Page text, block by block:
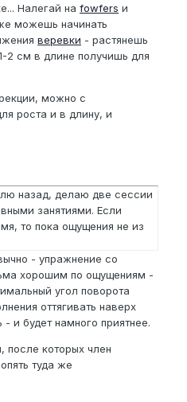
Налегай на fowfers и
можешь начинать
веревки - растянешь
2 см в длине получишь для
можно с
роста и в длину, и
назад, делаю две сессии
занятиями. Если
то пока ощущения не из
- упражнение со
хорошим по ощущениям -
угол поворота
оттягивать наверх
и будет намного приятнее.
после которых член
туда же